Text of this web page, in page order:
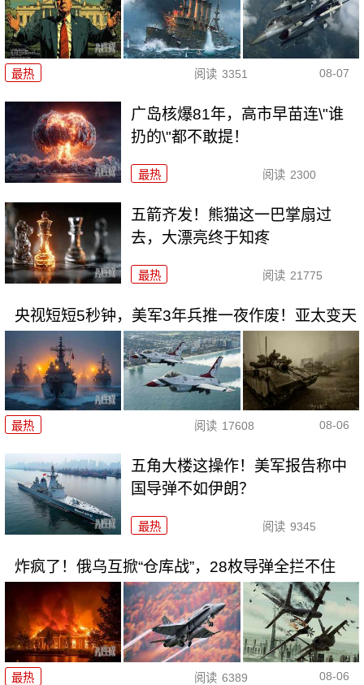
最热 阅读 3351 08-07
广岛核爆81年，高市早苗连\"谁
扔的\"都不敢提！
最热 阅读 2300
五箭齐发！熊猫这一巴掌扇过
去，大漂亮终于知疼
最热 阅读 21775
央视短短5秒钟，美军3年兵推一夜作废！亚太变天
最热 阅读 17608 08-06
五角大楼这操作！美军报告称中
国导弹不如伊朗？
最热 阅读 9345
炸疯了！俄乌互掀“仓库战”，28枚导弹全拦不住
最热 阅读 6389 08-06